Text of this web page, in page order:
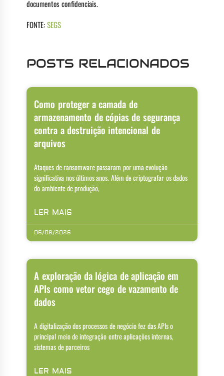
documentos confidenciais.
FONTE:SEGS
POSTS RELACIONADOS
Como proteger a camada de
armazenamento de cópias de segurança
contra a destruição intencional de
arquivos
Ataques de ransomware passaram por uma evolução
significativa nos últimos anos. Além de criptografar os dados
do ambiente de produção,
LER MAIS
06/08/2026
A exploração da lógica de aplicação em
APIs como vetor cego de vazamento de
dados
A digitalização dos processos de negócio fez das APIs o
principal meio de integração entre aplicações internas,
sistemas de parceiros
LER MAIS